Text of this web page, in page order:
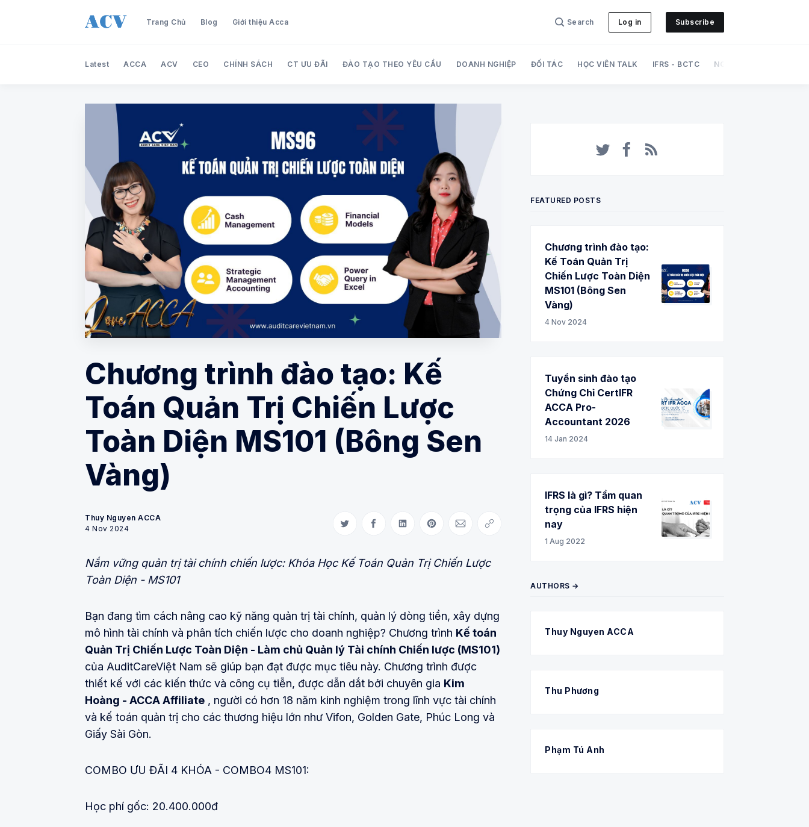
Trang Chủ Blog Giới thiệu Acca Search Log in Subscribe
Search Audit Care Việt Nam
Latest ACCA ACV CEO CHÍNH SÁCH CT ƯU ĐÃI ĐÀO TẠO THEO YÊU CẦU DOANH NGHIỆP ĐỐI TÁC HỌC VIÊN TALK IFRS - BCTC NGHIỆP VỤ
Chương trình đào tạo: Kế
Toán Quản Trị Chiến Lược
Toàn Diện MS101 (Bông Sen
Vàng)
Thuy Nguyen ACCA
4 Nov 2024
Share on Twitter
Share on Facebook
Share on LinkedIn
Share on Pinterest
Share via Email
Copy link
Nắm vững quản trị tài chính chiến lược: Khóa Học Kế Toán Quản Trị Chiến Lược
Toàn Diện - MS101
Bạn đang tìm cách nâng cao kỹ năng quản trị tài chính, quản lý dòng tiền, xây dựng
mô hình tài chính và phân tích chiến lược cho doanh nghiệp? Chương trình Kế toán
Quản Trị Chiến Lược Toàn Diện - Làm chủ Quản lý Tài chính Chiến lược (MS101)
của AuditCareViệt Nam sẽ giúp bạn đạt được mục tiêu này. Chương trình được
thiết kế với các kiến thức và công cụ tiễn, được dẫn dắt bởi chuyên gia Kim
Hoàng - ACCA Affiliate , người có hơn 18 năm kinh nghiệm trong lĩnh vực tài chính
và kế toán quản trị cho các thương hiệu lớn như Vifon, Golden Gate, Phúc Long và
Giấy Sài Gòn.
COMBO ƯU ĐÃI 4 KHÓA - COMBO4 MS101:
Học phí gốc: 20.400.000đ
FEATURED POSTS
Chương trình đào tạo:
Kế Toán Quản Trị
Chiến Lược Toàn Diện
MS101 (Bông Sen
Vàng)
4 Nov 2024
Tuyển sinh đào tạo
Chứng Chỉ CertIFR
ACCA Pro-
Accountant 2026
14 Jan 2024
IFRS là gì? Tầm quan
trọng của IFRS hiện
nay
1 Aug 2022
AUTHORS →
Thuy Nguyen ACCA
Thu Phương
Phạm Tú Anh